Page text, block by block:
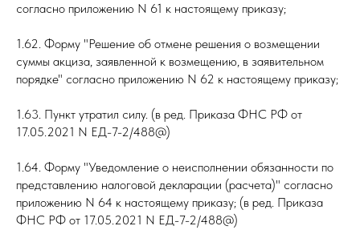
согласно приложению N 61 к настоящему приказу;
1.62. Форму "Решение об отмене решения о возмещении
суммы акциза, заявленной к возмещению, в заявительном
порядке" согласно приложению N 62 к настоящему приказу;
1.63. Пункт утратил силу. (в ред. Приказа ФНС РФ от
17.05.2021 N ЕД-7-2/488@)
1.64. Форму "Уведомление о неисполнении обязанности по
представлению налоговой декларации (расчета)" согласно
приложению N 64 к настоящему приказу; (в ред. Приказа
ФНС РФ от 17.05.2021 N ЕД-7-2/488@)